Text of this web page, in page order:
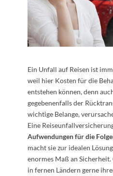
Ein Unfall auf Reisen ist
weil hier Kosten für die
entstehen können, denn
gegebenenfalls der
wichtige Belange,
Eine
Aufwendungen für die
macht sie zur idealen
enormes Maß an
in fernen Ländern gerne